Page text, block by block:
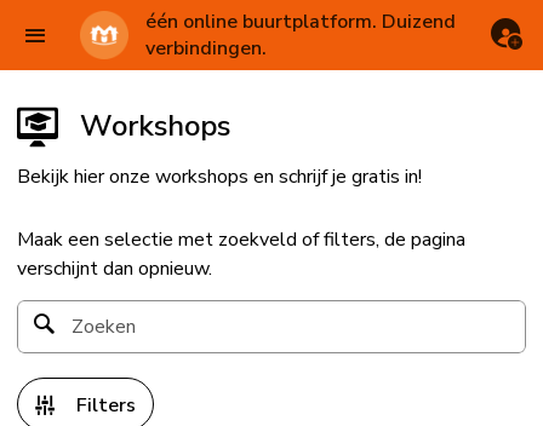
één online buurtplatform. Duizend
verbindingen.
Workshops
Bekijk hier onze workshops en schrijf je gratis in!
Maak een selectie met zoekveld of filters, de pagina
verschijnt dan opnieuw.
Filters